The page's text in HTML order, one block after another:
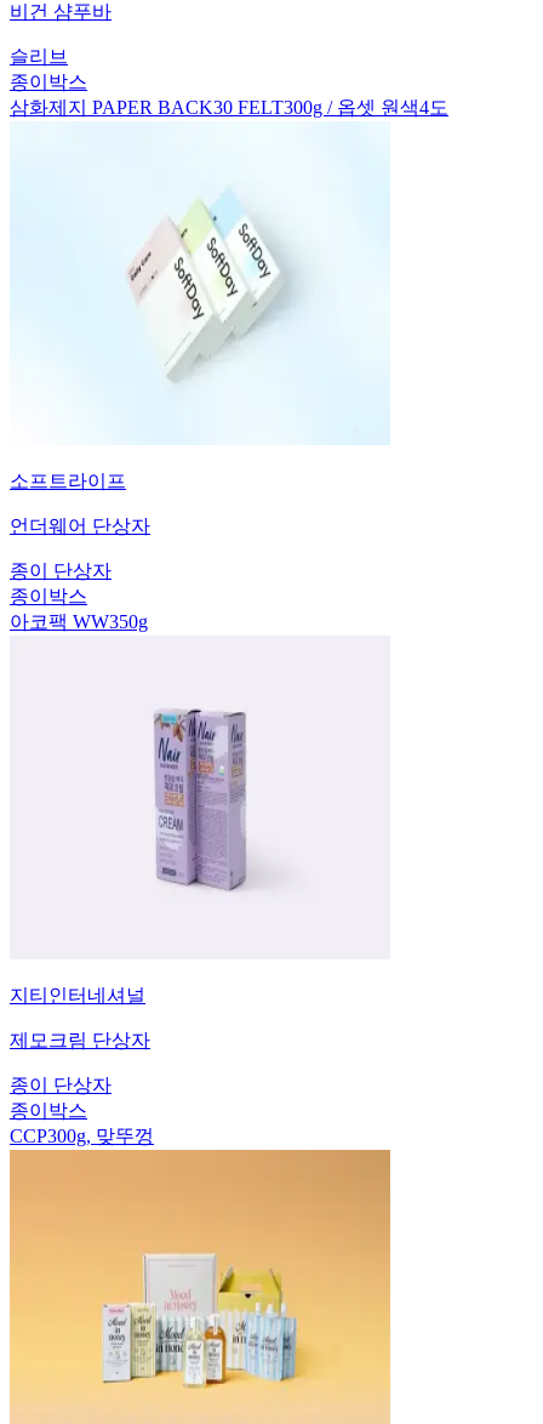
비건 샴푸바
슬리브
종이박스
삼화제지 PAPER BACK30 FELT300g / 옵셋 원색4도
소프트라이프
언더웨어 단상자
종이 단상자
종이박스
아코팩 WW350g
지티인터네셔널
제모크림 단상자
종이 단상자
종이박스
CCP300g, 맞뚜껑